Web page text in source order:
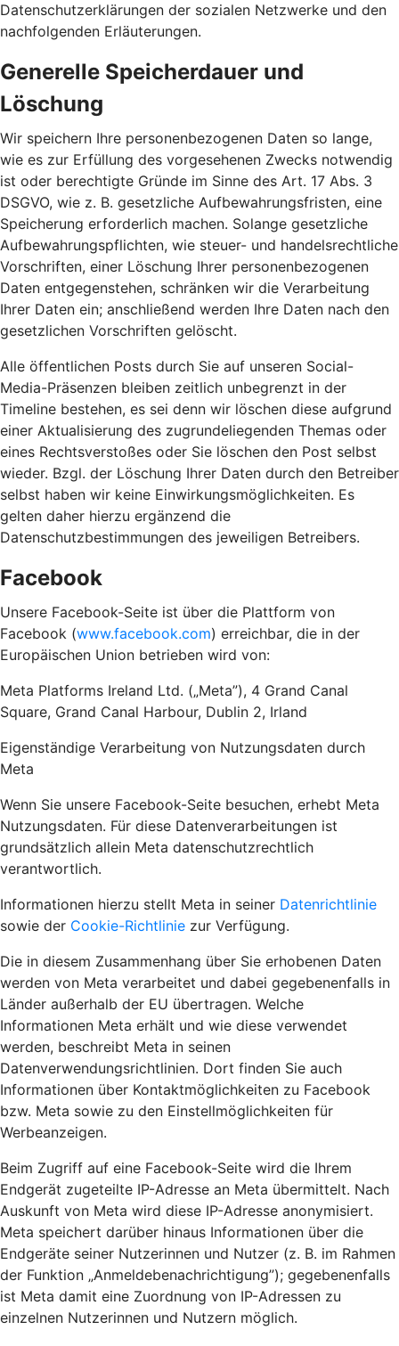
Datenschutzerklärungen der sozialen Netzwerke und den
nachfolgenden Erläuterungen.
Generelle Speicherdauer und
Löschung
Wir speichern Ihre personenbezogenen Daten so lange,
wie es zur Erfüllung des vorgesehenen Zwecks notwendig
ist oder berechtigte Gründe im Sinne des Art. 17 Abs. 3
DSGVO, wie z. B. gesetzliche Aufbewahrungsfristen, eine
Speicherung erforderlich machen. Solange gesetzliche
Aufbewahrungspflichten, wie steuer- und handelsrechtliche
Vorschriften, einer Löschung Ihrer personenbezogenen
Daten entgegenstehen, schränken wir die Verarbeitung
Ihrer Daten ein; anschließend werden Ihre Daten nach den
gesetzlichen Vorschriften gelöscht.
Alle öffentlichen Posts durch Sie auf unseren Social-
Media-Präsenzen bleiben zeitlich unbegrenzt in der
Timeline bestehen, es sei denn wir löschen diese aufgrund
einer Aktualisierung des zugrundeliegenden Themas oder
eines Rechtsverstoßes oder Sie löschen den Post selbst
wieder. Bzgl. der Löschung Ihrer Daten durch den Betreiber
selbst haben wir keine Einwirkungsmöglichkeiten. Es
gelten daher hierzu ergänzend die
Datenschutzbestimmungen des jeweiligen Betreibers.
Facebook
Unsere Facebook-Seite ist über die Plattform von
Facebook (www.facebook.com) erreichbar, die in der
Europäischen Union betrieben wird von:
Meta Platforms Ireland Ltd. („Meta”), 4 Grand Canal
Square, Grand Canal Harbour, Dublin 2, Irland
Eigenständige Verarbeitung von Nutzungsdaten durch
Meta
Wenn Sie unsere Facebook-Seite besuchen, erhebt Meta
Nutzungsdaten. Für diese Datenverarbeitungen ist
grundsätzlich allein Meta datenschutzrechtlich
verantwortlich.
Informationen hierzu stellt Meta in seiner Datenrichtlinie
sowie der Cookie-Richtlinie zur Verfügung.
Die in diesem Zusammenhang über Sie erhobenen Daten
werden von Meta verarbeitet und dabei gegebenenfalls in
Länder außerhalb der EU übertragen. Welche
Informationen Meta erhält und wie diese verwendet
werden, beschreibt Meta in seinen
Datenverwendungsrichtlinien. Dort finden Sie auch
Informationen über Kontaktmöglichkeiten zu Facebook
bzw. Meta sowie zu den Einstellmöglichkeiten für
Werbeanzeigen.
Beim Zugriff auf eine Facebook-Seite wird die Ihrem
Endgerät zugeteilte IP-Adresse an Meta übermittelt. Nach
Auskunft von Meta wird diese IP-Adresse anonymisiert.
Meta speichert darüber hinaus Informationen über die
Endgeräte seiner Nutzerinnen und Nutzer (z. B. im Rahmen
der Funktion „Anmeldebenachrichtigung”); gegebenenfalls
ist Meta damit eine Zuordnung von IP-Adressen zu
einzelnen Nutzerinnen und Nutzern möglich.